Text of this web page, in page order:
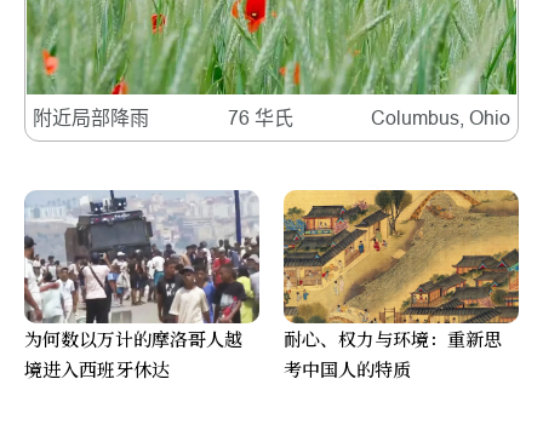
附近局部降雨 76 华氏 Columbus, Ohio
为何数以万计的摩洛哥人越
境进入西班牙休达
耐心、权力与环境：重新思
考中国人的特质